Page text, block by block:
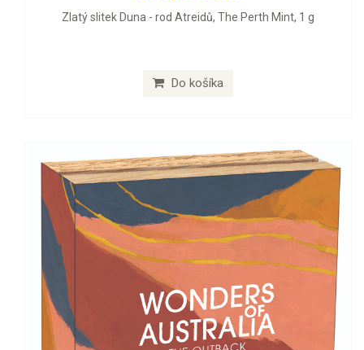
Zlatý slitek Duna - rod Atreidů, The Perth Mint, 1 g
Do košíka